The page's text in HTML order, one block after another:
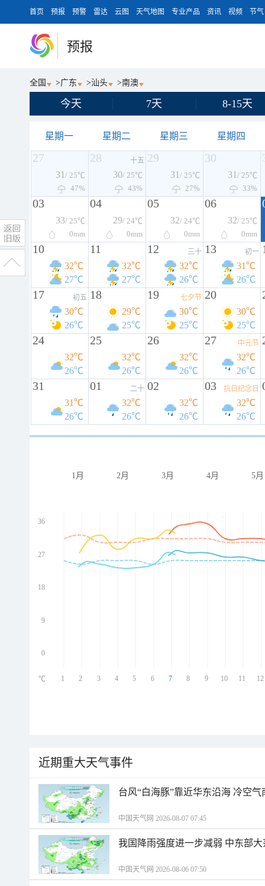
首页 预报 预警 雷达 云图 天气地图 专业产品 资讯 视频 节气
预报
全国 >广东 >汕头 >南澳
今天 7天 8-15天
星期一 星期二 星期三 星期四
27
31 / 25℃
47%
28 十五
30/ 25℃
43%
29
31 / 25℃
27%
30
31 / 25℃
33%
03
33/ 25℃
0mm
04
29/ 24℃
0mm
05
32/ 24℃
0mm
06
32/ 25℃
0mm
10
32℃
27℃
11
32℃
27℃
12 三十
32℃
26℃
13 初一
31℃
26℃
17 初五
30℃
26℃
18
29℃
25℃
19 七夕节
30℃
25℃
20
30℃
25℃
24
32℃
26℃
25
32℃
26℃
26
32℃
26℃
27 中元节
32℃
26℃
31
31℃
26℃
01 二十
32℃
26℃
02
32℃
26℃
03 抗日纪念日
32℃
26℃
1月 2月 3月 4月 5月
36
27
18
9
0
1 2 3 4 5 6 7 8 9 10 11 12
℃
近期重大天气事件
台风“白海豚”靠近华东沿海 冷空
中国天气网 2026-08-07 07:45
我国降雨强度进一步减弱 中东部
中国天气网 2026-08-06 07:50